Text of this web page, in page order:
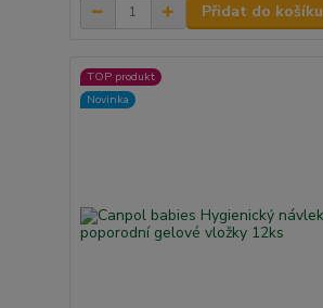
Přidat do košíku
TOP produkt
Novinka